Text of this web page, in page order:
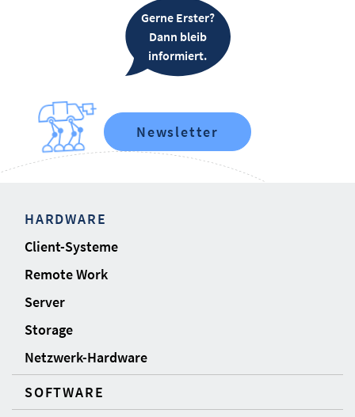
Gerne Erster?
Dann bleib
informiert.
Newsletter
HARDWARE
Client-Systeme
Remote Work
Server
Storage
Netzwerk-Hardware
SOFTWARE